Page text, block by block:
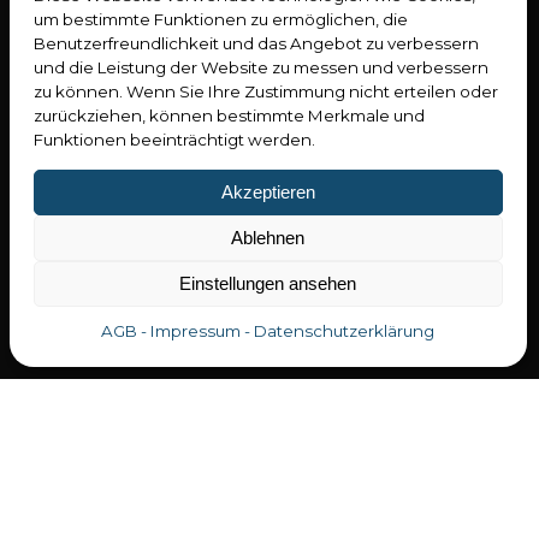
ActiveAssist
ActiveMover
ActiveShuttle
Lean Workshop
LeanManagement
Engineering
um bestimmte Funktionen zu ermöglichen, die
Benutzerfreundlichkeit und das Angebot zu verbessern
und die Leistung der Website zu messen und verbessern
zu können. Wenn Sie Ihre Zustimmung nicht erteilen oder
zurückziehen, können bestimmte Merkmale und
Funktionen beeinträchtigt werden.
Akzeptieren
Ablehnen
Einstellungen ansehen
AGB - Impressum - Datenschutzerklärung